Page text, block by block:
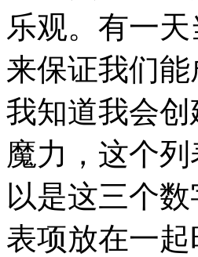
乐观。有一
来保证我们
我知道我会
魔力，这个
以是这三个
表项放在一